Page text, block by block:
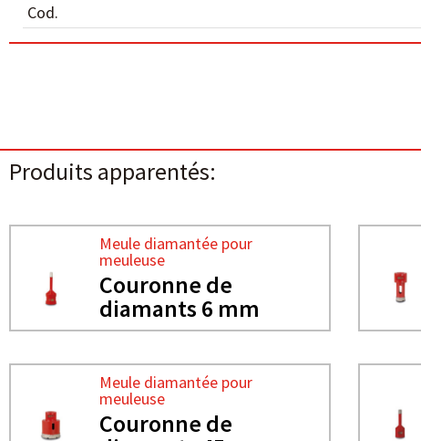
Cod.
Produits apparentés:
Meule diamantée pour
meuleuse
Couronne de
diamants 6 mm
Meule diamantée pour
meuleuse
Couronne de